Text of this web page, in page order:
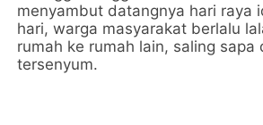
menyambut datangnya hari raya
hari, warga masyarakat berlalu
rumah ke rumah lain, saling sapa
tersenyum.